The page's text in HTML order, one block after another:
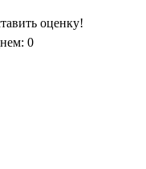
оценку!
0